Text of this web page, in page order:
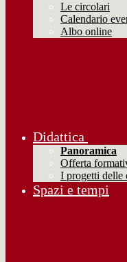
Le circolari
Calendario
Albo online
Didattica
Panoramica
Offerta
I progetti delle
Spazi e tempi